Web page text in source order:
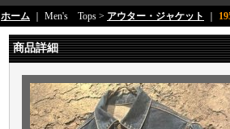
ホーム ｜ Men's Tops > アウター・ジャケット
商品詳細